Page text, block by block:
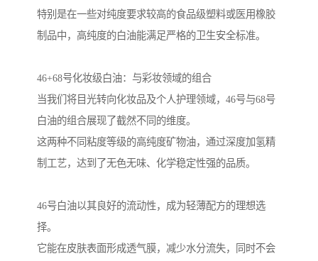
特别是在一些对纯度要求较高的食品级塑料或医用橡胶
制品中，高纯度的白油能满足严格的卫生安全标准。
46+68号化妆级白油：与彩妆领域的组合
当我们将目光转向化妆品及个人护理领域，46号与68号
白油的组合展现了截然不同的维度。
这两种不同粘度等级的高纯度矿物油，通过深度加氢精
制工艺，达到了无色无味、化学稳定性强的品质。
46号白油以其良好的流动性，成为轻薄配方的理想选
择。
它能在皮肤表面形成透气膜，减少水分流失，同时不会